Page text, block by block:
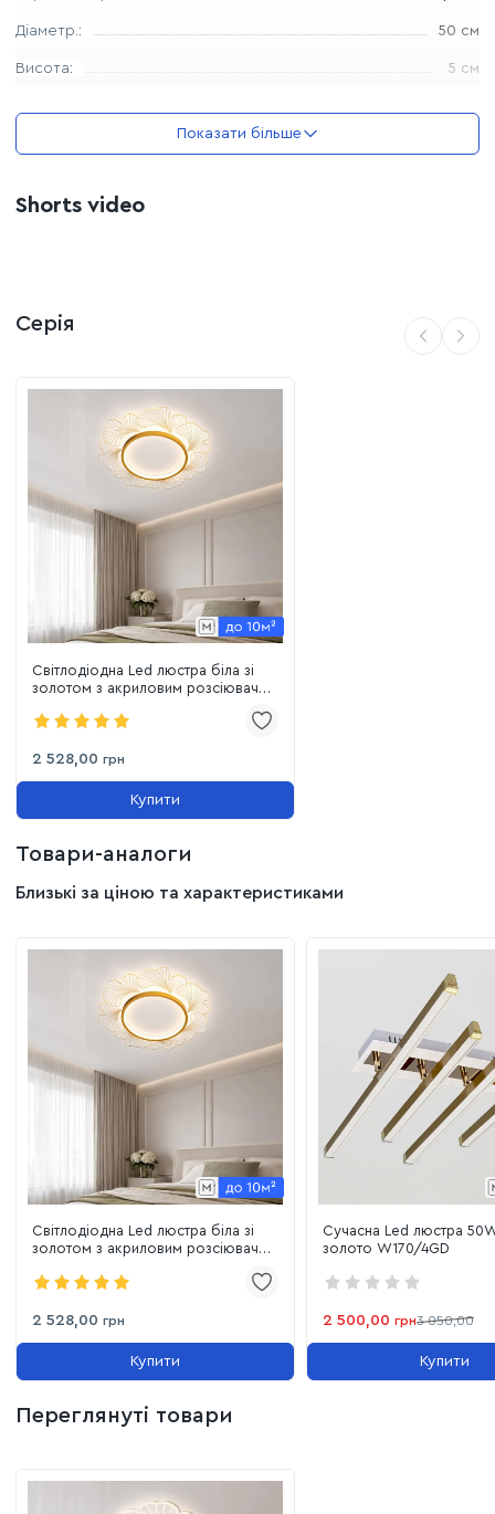
бадьорого холодного) дозволяє легко створювати
Зони застосування:
створюють атмосферу спокою та затишку для
всієї зони відпочинку.
модель у невеликих приміщеннях з обмеженою
висотою стель.
Діаметр.: 50 см
Висота: 5 см
Показати більше
Shorts video
Серія
Світлодіодна Led люстра біла зі
золотом з акриловим розсіювачем
2 528,00 грн
Купити
Товари-аналоги
Близькі за ціною та характеристиками
Світлодіодна Led люстра біла зі
золотом з акриловим розсіювачем
2 528,00 грн
Купити
Сучасна Led люстра
золото W170/4GD
2 500,00 грн3 050,00
Купити
Переглянуті товари